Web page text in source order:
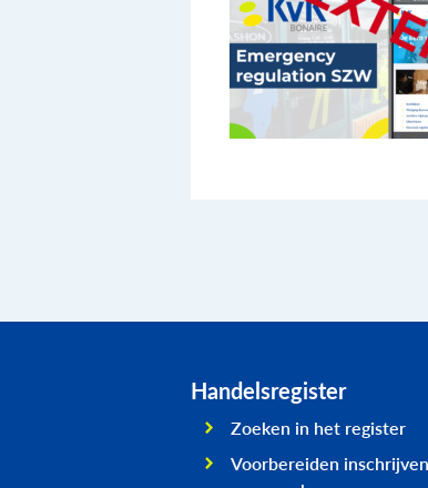
Handelsregister
Zoeken in het register
Voorbereiden inschrijven